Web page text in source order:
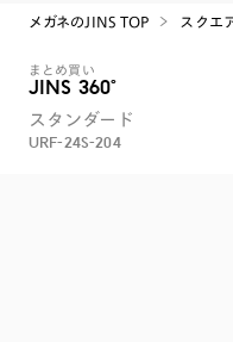
メガネのJINS TOP スクエ
まとめ買い
JINS 360°
スタンダード
URF-24S-204